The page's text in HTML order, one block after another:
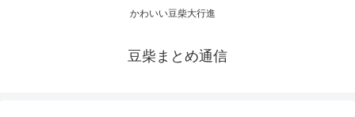
かわいい豆柴大行進
豆柴まとめ通信